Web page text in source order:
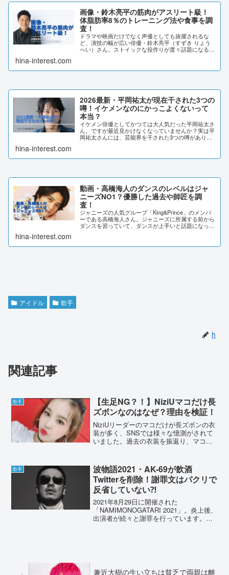
画像・鈴木亮平の筋肉がアスリート級！
体脂肪率8％のトレーニング法や食事を調
査！
ドラマや映画だけでなく声優としても抜擢されるな
ど、演技の幅が広い俳優・鈴木亮平（すずき りょう
へい）さん。ストイックな役作りが度々話題になる鈴
レ...
hina-interest.com
2026最新・平岡祐太が現在干された3つの
噂！イケメンなのにかっこよくないって
本当？
イケメン俳優としてかつては大人気だった平岡祐太さ
ん。ですが最近見かけなくなっていませんか？実は平
岡祐太さんには、芸能界を干された3つの噂がありま
い...
hina-interest.com
動画・高橋海人のダンスのレベルはジャ
ニーズNO1？優勝した過去や師匠を調
査！
ジャニーズの人気グループ「King&Prince」のメンバ
ーである高橋海人さん。ジャニーズに所属する前から
ダンスを習っていて、ダンスが上手いと話題になって
います。今回はそんな高橋海人さんのダンスについて
hina-interest.com
アイドル 歌手
h
関連記事
歌手
【生足NG？！】NiziUマコだけ長
ズボンなのはなぜ？理由を検証！
NiziUリーダーのマコだけが長ズボンの衣
装が多く、SNSでは様々な憶測がされて
いました。過去の衣装を振返り、マコが
ズボンなのはなぜ？理由を検証！①マコ
が足の露出...
歌手
波物語2021・AK-69が飲酒
Twitterを削除！謝罪文はパクリで
反省していない⁈
2021年8月29日に開催された
「NAMIMONOGATARI 2021」。炎上後、
出演者が続々と謝罪を行っています。ヒ
兼近大樹の生い立ちは貧乏で両親は離